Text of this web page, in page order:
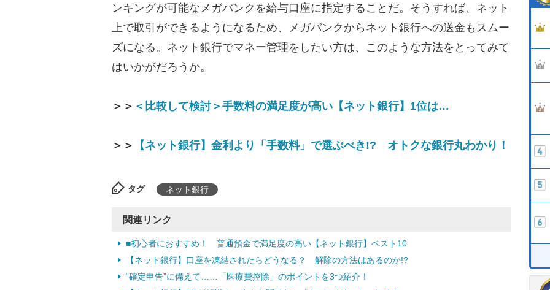
ンキングが可能なメガバンクを給与口座に指定することだ。そうすれば、ネット
上で取引ができるようになるため、メガバンクからネット銀行への送金もスムー
ズになる。ネット銀行でマネー管理をしたい方は、このような方法をとってみて
はいかがだろうか。
＞＞ ＜比較して検討＞手数料の満足度が高い【ネット銀行】1位は…
＞＞ 【ネット銀行】金利より「手数料」で選ぶべき!? オトクな銀行丸わかり！
タグ ネット銀行
関連リンク
■初心者におすすめ！ 普通預金で満足度の高い【ネット銀行】ベスト10
【ネット銀行】口座を凍結されたらどうなる？ 解除の方法はあるのか!?
“確定申告”に備えて……「医療費控除」のポイントを3つ紹介！